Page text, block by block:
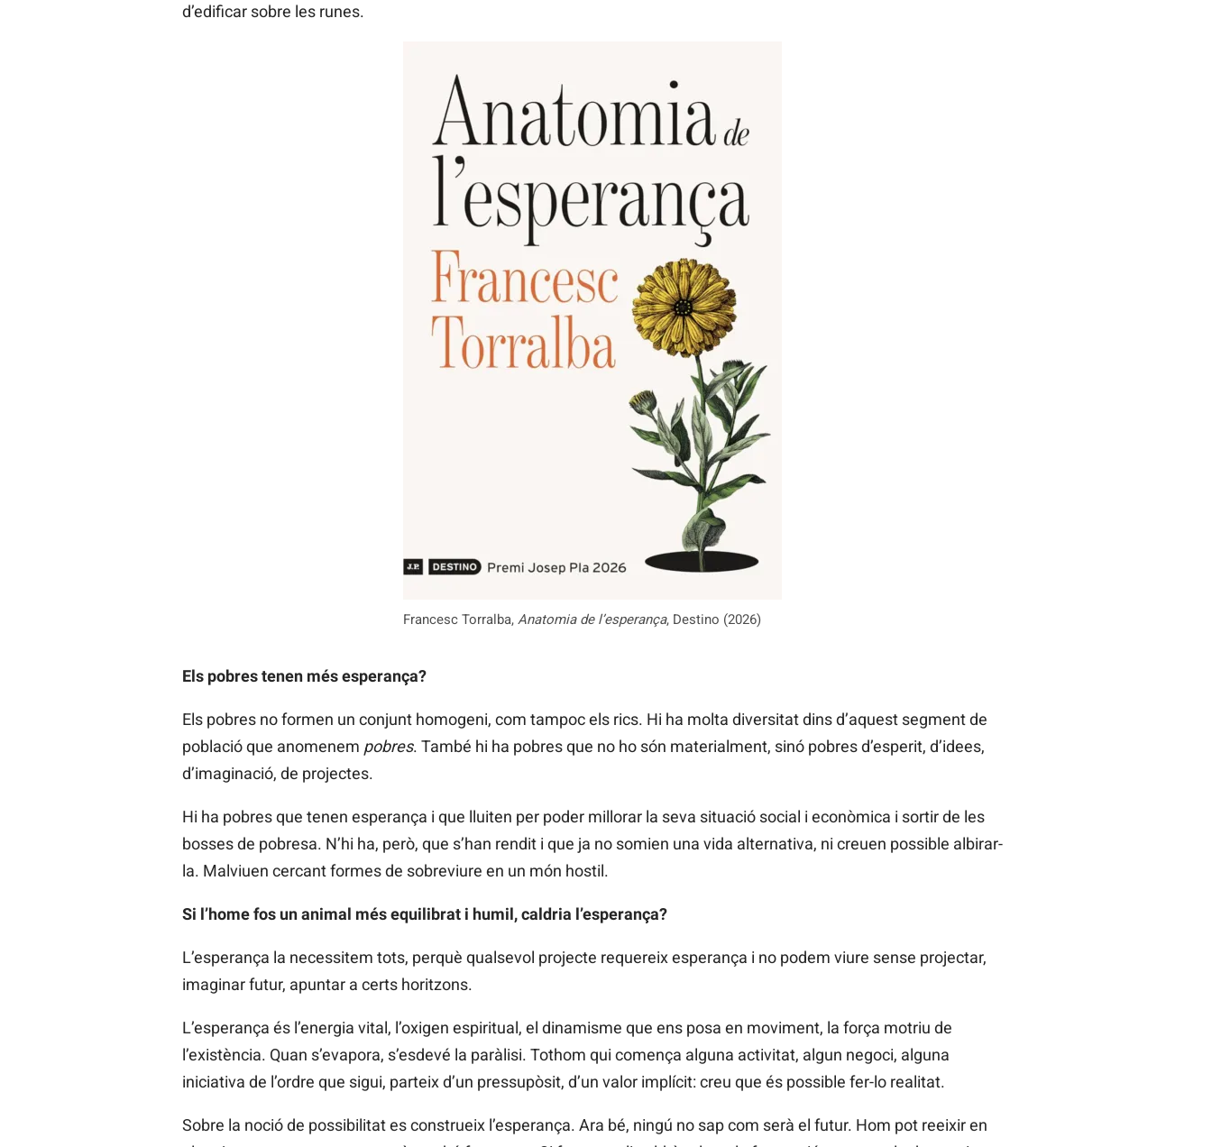
d’edificar sobre les runes.
Francesc Torralba, Anatomia de l’esperança, Destino (2026)
Els pobres tenen més esperança?
Els pobres no formen un conjunt homogeni, com tampoc els rics. Hi ha molta diversitat dins d’aquest segment de
població que anomenem pobres. També hi ha pobres que no ho són materialment, sinó pobres d’esperit, d’idees,
d’imaginació, de projectes.
Hi ha pobres que tenen esperança i que lluiten per poder millorar la seva situació social i econòmica i sortir de les
bosses de pobresa. N’hi ha, però, que s’han rendit i que ja no somien una vida alternativa, ni creuen possible albirar-
la. Malviuen cercant formes de sobreviure en un món hostil.
Si l’home fos un animal més equilibrat i humil, caldria l’esperança?
L’esperança la necessitem tots, perquè qualsevol projecte requereix esperança i no podem viure sense projectar,
imaginar futur, apuntar a certs horitzons.
L’esperança és l’energia vital, l’oxigen espiritual, el dinamisme que ens posa en moviment, la força motriu de
l’existència. Quan s’evapora, s’esdevé la paràlisi. Tothom qui comença alguna activitat, algun negoci, alguna
iniciativa de l’ordre que sigui, parteix d’un pressupòsit, d’un valor implícit: creu que és possible fer-lo realitat.
Sobre la noció de possibilitat es construeix l’esperança. Ara bé, ningú no sap com serà el futur. Hom pot reeixir en